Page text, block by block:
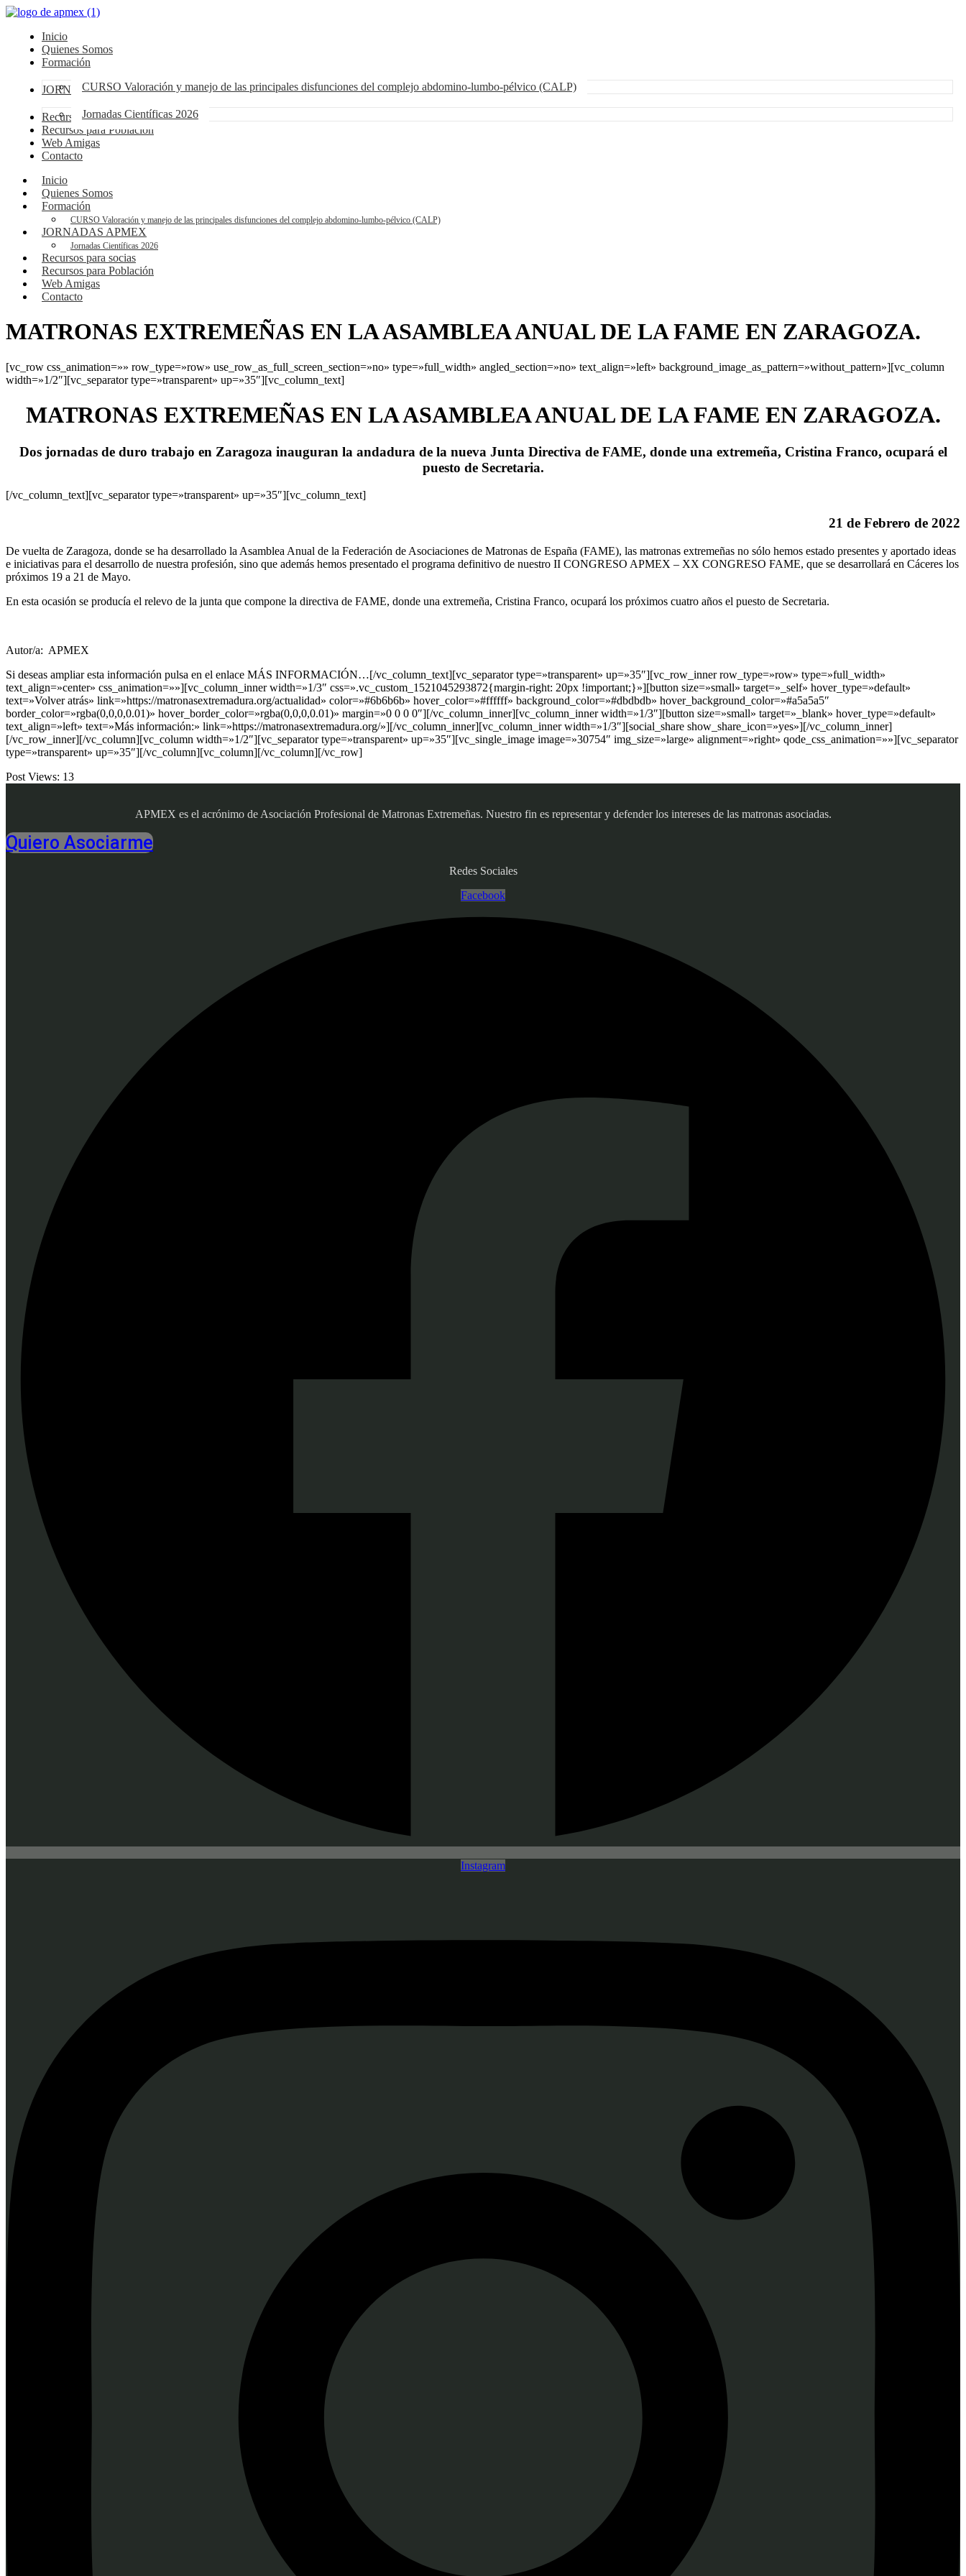
Inicio
Quienes Somos
Formación
CURSO Valoración y manejo de las principales disfunciones del complejo abdomino-lumbo-pélvico (CALP)
JORNADAS APMEX
Jornadas Científicas 2026
Recursos para socias
Recursos para Población
Web Amigas
Contacto
Inicio
Quienes Somos
Formación
CURSO Valoración y manejo de las principales disfunciones del complejo abdomino-lumbo-pélvico (CALP)
JORNADAS APMEX
Jornadas Científicas 2026
Recursos para socias
Recursos para Población
Web Amigas
Contacto
MATRONAS EXTREMEÑAS EN LA ASAMBLEA ANUAL DE LA FAME EN ZARAGOZA.
[vc_row css_animation=»» row_type=»row» use_row_as_full_screen_section=»no» type=»full_width» angled_section=»no» text_align=»left» background_image_as_pattern=»without_pattern»][vc_column
width=»1/2″][vc_separator type=»transparent» up=»35″][vc_column_text]
MATRONAS EXTREMEÑAS EN LA ASAMBLEA ANUAL DE LA FAME EN ZARAGOZA.
Dos jornadas de duro trabajo en Zaragoza inauguran la andadura de la nueva Junta Directiva de FAME, donde una extremeña, Cristina Franco, ocupará el
puesto de Secretaria.
[/vc_column_text][vc_separator type=»transparent» up=»35″][vc_column_text]
21 de Febrero de 2022
De vuelta de Zaragoza, donde se ha desarrollado la Asamblea Anual de la Federación de Asociaciones de Matronas de España (FAME), las matronas extremeñas no sólo hemos estado presentes y aportado ideas
e iniciativas para el desarrollo de nuestra profesión, sino que además hemos presentado el programa definitivo de nuestro II CONGRESO APMEX – XX CONGRESO FAME, que se desarrollará en Cáceres los
próximos 19 a 21 de Mayo.
En esta ocasión se producía el relevo de la junta que compone la directiva de FAME, donde una extremeña, Cristina Franco, ocupará los próximos cuatro años el puesto de Secretaria.
Autor/a: APMEX
Si deseas ampliar esta información pulsa en el enlace MÁS INFORMACIÓN…[/vc_column_text][vc_separator type=»transparent» up=»35″][vc_row_inner row_type=»row» type=»full_width»
text_align=»center» css_animation=»»][vc_column_inner width=»1/3″ css=».vc_custom_1521045293872{margin-right: 20px !important;}»][button size=»small» target=»_self» hover_type=»default»
text=»Volver atrás» link=»https://matronasextremadura.org/actualidad» color=»#6b6b6b» hover_color=»#ffffff» background_color=»#dbdbdb» hover_background_color=»#a5a5a5″
border_color=»rgba(0,0,0,0.01)» hover_border_color=»rgba(0,0,0,0.01)» margin=»0 0 0 0″][/vc_column_inner][vc_column_inner width=»1/3″][button size=»small» target=»_blank» hover_type=»default»
text_align=»left» text=»Más información:» link=»https://matronasextremadura.org/»][/vc_column_inner][vc_column_inner width=»1/3″][social_share show_share_icon=»yes»][/vc_column_inner]
[/vc_row_inner][/vc_column][vc_column width=»1/2″][vc_separator type=»transparent» up=»35″][vc_single_image image=»30754″ img_size=»large» alignment=»right» qode_css_animation=»»][vc_separator
type=»transparent» up=»35″][/vc_column][vc_column][/vc_column][/vc_row]
Post Views: 13
APMEX es el acrónimo de Asociación Profesional de Matronas Extremeñas. Nuestro fin es representar y defender los intereses de las matronas asociadas.
Quiero Asociarme
Redes Sociales
Facebook
Instagram